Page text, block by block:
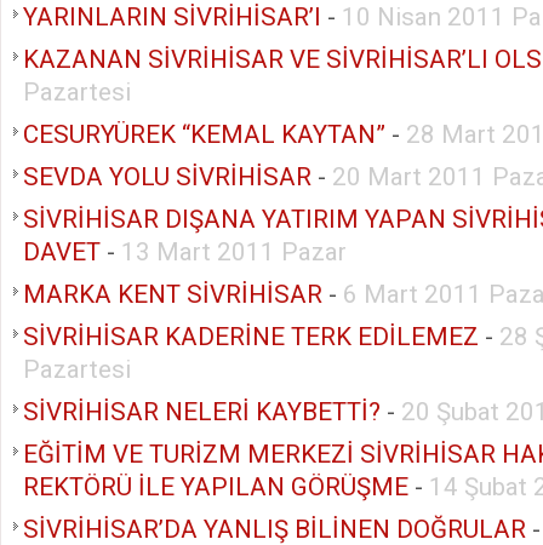
YARINLARIN SİVRİHİSAR’I - 10 Nisan 2011
KAZANAN SİVRİHİSAR VE SİVRİHİSAR’LI
Pazartesi
CESURYÜREK “KEMAL KAYTAN” - 28 Mart
SEVDA YOLU SİVRİHİSAR - 20 Mart 2011
SİVRİHİSAR DIŞANA YATIRIM YAPAN
DAVET - 13 Mart 2011 Pazar
MARKA KENT SİVRİHİSAR - 6 Mart 2011
SİVRİHİSAR KADERİNE TERK EDİLEMEZ - 28
Pazartesi
SİVRİHİSAR NELERİ KAYBETTİ? - 20 Şubat
EĞİTİM VE TURİZM MERKEZİ SİVRİHİSAR
REKTÖRÜ İLE YAPILAN GÖRÜŞME - 14 Şubat
SİVRİHİSAR’DA YANLIŞ BİLİNEN DOĞRULAR